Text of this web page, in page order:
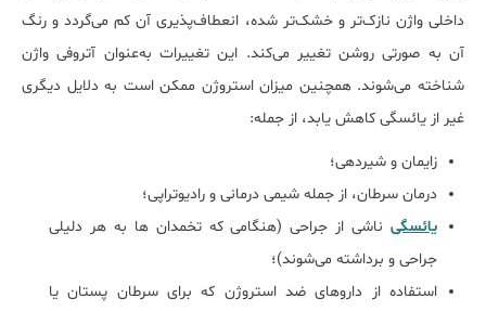
داخلی واژن نازک‌تر و خشک‌تر شده، انعطاف‌پذیری آن کم می‌گردد و رنگ
آن به صورتی روشن تغییر می‌کند. این تغییرات به‌عنوان آتروفی واژن
شناخته می‌شوند. همچنین میزان استروژن ممکن است به دلایل دیگری
غیر از یائسگی کاهش یابد، از جمله:
زایمان و شیردهی؛
درمان سرطان، از جمله شیمی درمانی و رادیوتراپی؛
یائسگی ناشی از جراحی (هنگامی که تخمدان ها به هر دلیلی
جراحی و برداشته می‌شوند)؛
استفاده از داروهای ضد استروژن که برای سرطان پستان یا